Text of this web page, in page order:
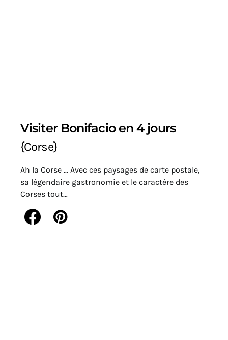
Visiter Bonifacio en 4 jours
{Corse}
Ah la Corse … Avec ces paysages de carte postale,
sa légendaire gastronomie et le caractère des
Corses tout…